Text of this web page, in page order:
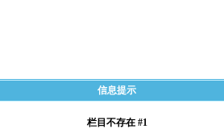
信息提示
栏目不存在 #1